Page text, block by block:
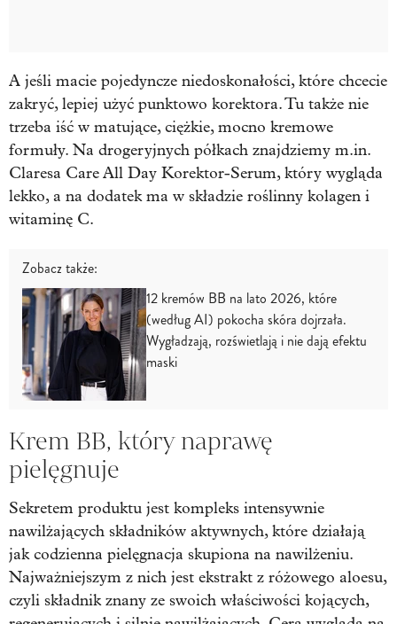
A jeśli macie pojedyncze niedoskonałości, które chcecie
zakryć, lepiej użyć punktowo korektora. Tu także nie
trzeba iść w matujące, ciężkie, mocno kremowe
formuły. Na drogeryjnych półkach znajdziemy m.in.
Claresa Care All Day Korektor-Serum, który wygląda
lekko, a na dodatek ma w składzie roślinny kolagen i
witaminę C.
Zobacz także:
12 kremów BB na lato 2026, które
(według AI) pokocha skóra dojrzała.
Wygładzają, rozświetlają i nie dają efektu
maski
Krem BB, który naprawę
pielęgnuje
Sekretem produktu jest kompleks intensywnie
nawilżających składników aktywnych, które działają
jak codzienna pielęgnacja skupiona na nawilżeniu.
Najważniejszym z nich jest ekstrakt z różowego aloesu,
czyli składnik znany ze swoich właściwości kojących,